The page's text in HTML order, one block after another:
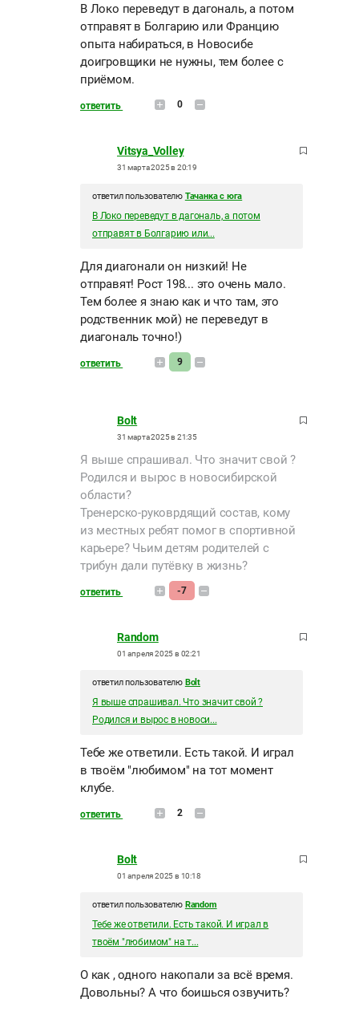
В Локо переведут в дагональ, а потом
отправят в Болгарию или Францию
опыта набираться, в Новосибе
доигровщики не нужны, тем более с
приёмом.
ответить 0
Vitsya_Volley
31 марта 2025 в 20:19
ответил пользователю Тачанка с юга
В Локо переведут в дагональ, а потом
отправят в Болгарию или...
Для диагонали он низкий! Не
отправят! Рост 198... это очень мало.
Тем более я знаю как и что там, это
родственник мой) не переведут в
диагональ точно!)
ответить 9
Bolt
31 марта 2025 в 21:35
Я выше спрашивал. Что значит свой ?
Родился и вырос в новосибирской
области?
Тренерско-руковрдящий состав, кому
из местных ребят помог в спортивной
карьере? Чьим детям родителей с
трибун дали путёвку в жизнь?
ответить -7
Random
01 апреля 2025 в 02:21
ответил пользователю Bolt
Я выше спрашивал. Что значит свой ?
Родился и вырос в новоси...
Тебе же ответили. Есть такой. И играл
в твоём "любимом" на тот момент
клубе.
ответить 2
Bolt
01 апреля 2025 в 10:18
ответил пользователю Random
Тебе же ответили. Есть такой. И играл в
твоём "любимом" на т...
О как , одного накопали за всё время.
Довольны? А что боишься озвучить?